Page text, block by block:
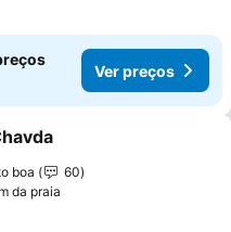
Ver preços
aos favoritos
boa
60
da praia